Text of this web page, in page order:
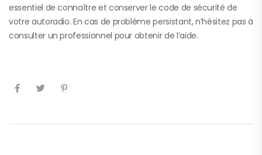
essentiel de connaître et conserver le code de sécurité de
votre autoradio. En cas de problème persistant, n’hésitez pas à
consulter un professionnel pour obtenir de l’aide.